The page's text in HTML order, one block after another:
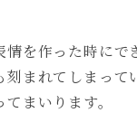
を作った時にで
刻まれてしまっ
まいります。